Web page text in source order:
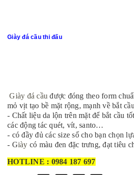
Giày đá cầu thi đấu
Giày đá cầu được đóng theo form
mỏ vịt tạo bề mặt rộng, mạnh về bắt
- Chất liệu da lộn trên mặt để bắt cầu
các động tác quét, vít, santo…
- có đầy đủ các size số cho bạn chọn
- Giày có màu đen đặc trưng, đạt tiêu
HOTLINE : 0984 187 697